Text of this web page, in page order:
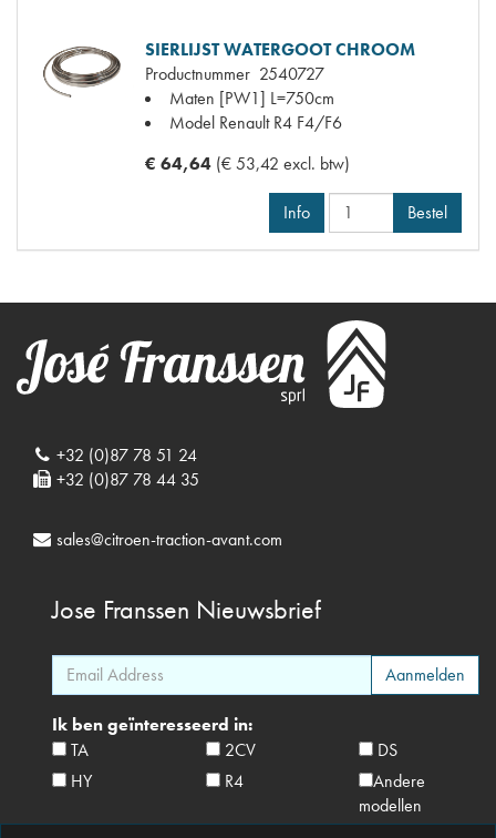
SIERLIJST WATERGOOT CHROOM
Productnummer 2540727
Maten [PW1] L=750cm
Model Renault R4 F4/F6
€ 64,64 (€ 53,42 excl. btw)
Info Bestel
+32 (0)87 78 51 24
+32 (0)87 78 44 35
sales@citroen-traction-avant.com
Jose Franssen Nieuwsbrief
Ik ben geïnteresseerd in:
TA
2CV
DS
HY
R4
Andere
modellen